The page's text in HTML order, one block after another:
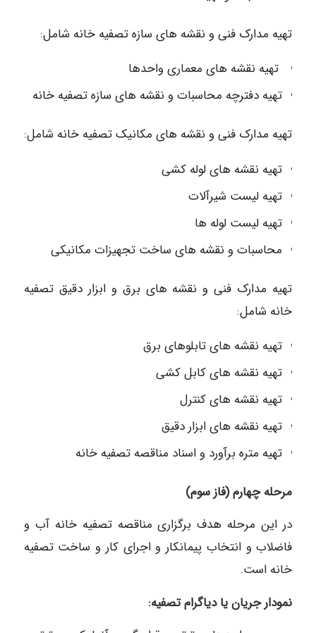
تهیه مدارک فنی و نقشه های سازه تصفیه خانه شامل:
تهیه نقشه های معماری واحدها
تهیه دفترچه محاسبات و نقشه های سازه تصفیه خانه
تهیه مدارک فنی و نقشه های مکانیک تصفیه خانه شامل:
تهیه نقشه های لوله کشی
تهیه لیست شیرآلات
تهیه لیست لوله ها
محاسبات و نقشه های ساخت تجهیزات مکانیکی
تهیه مدارک فنی و نقشه های برق و ابزار دقیق تصفیه
خانه شامل:
تهیه نقشه های تابلوهای برق
تهیه نقشه های کابل کشی
تهیه نقشه های کنترل
تهیه نقشه های ابزار دقیق
تهیه متره برآورد و اسناد مناقصه تصفیه خانه
مرحله چهارم (فاز سوم)
در این مرحله هدف برگزاری مناقصه تصفیه خانه آب و
فاضلاب و انتخاب پیمانکار و اجرای کار و ساخت تصفیه
خانه است.
نمودار جریان یا دیاگرام تصفیه: